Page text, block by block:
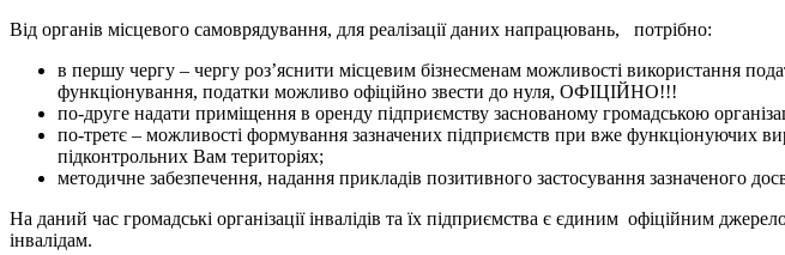
Від органів місцевого самоврядування, для реалізації даних напрацювань, потрібно:
в першу чергу – чергу роз’яснити місцевим бізнесменам можливості використання
функціонування, податки можливо офіційно звести до нуля, ОФІЦІЙНО!!!
по-друге надати приміщення в оренду підприємству заснованому громадською
по-третє – можливості формування зазначених підприємств при вже функціонуючих
підконтрольних Вам територіях;
методичне забезпечення, надання прикладів позитивного застосування
На даний час громадські організації інвалідів та їх підприємства є єдиним офіційним
інвалідам.